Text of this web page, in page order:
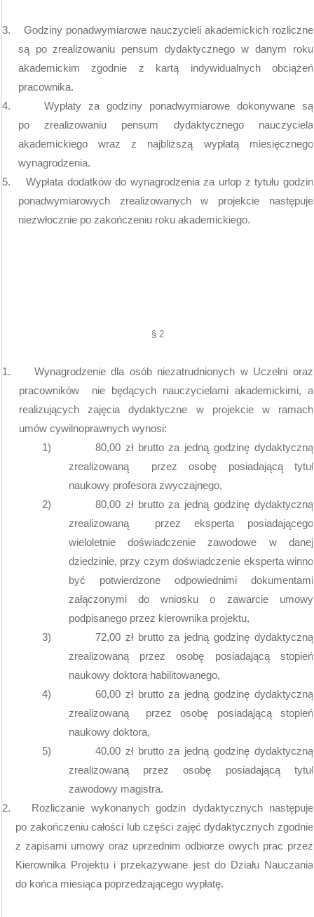
3.
Godziny ponadwymiarowe nauczycieli akademickich rozliczne
są po zrealizowaniu pensum dydaktycznego w danym roku
akademickim zgodnie z kartą indywidualnych obciążeń
pracownika.
4.
Wypłaty za godziny ponadwymiarowe dokonywane są
po zrealizowaniu pensum dydaktycznego nauczyciela
akademickiego wraz z najbliższą wypłatą miesięcznego
wynagrodzenia.
5.
Wypłata dodatków do wynagrodzenia za urlop z tytułu godzin
ponadwymiarowych
zrealizowanych w projekcie następuje
niezwłocznie po zakończeniu roku akademickiego.
§ 2
1.
Wynagrodzenie dla osób niezatrudnionych w Uczelni oraz
pracowników
nie będących nauczycielami akademickimi, a
realizujących zajęcia dydaktyczne w projekcie w ramach
umów cywilnoprawnych wynosi:
1)
80,00 zł brutto za jedną godzinę dydaktyczną
zrealizowaną
przez osobę posiadającą tytuł
naukowy profesora zwyczajnego,
2)
80,00 zł brutto za jedną godzinę dydaktyczną
zrealizowaną
przez eksperta posiadającego
wieloletnie doświadczenie zawodowe w danej
dziedzinie, przy czym doświadczenie eksperta winno
być potwierdzone odpowiednimi dokumentami
załączonymi do wniosku o zawarcie umowy
podpisanego przez kierownika projektu,
3)
72,00 zł brutto za jedną godzinę dydaktyczną
zrealizowaną przez osobę posiadającą stopień
naukowy doktora habilitowanego,
4)
60,00 zł brutto za jedną godzinę dydaktyczną
zrealizowaną
przez osobę posiadającą stopień
naukowy doktora,
5)
40,00 zł brutto za jedną godzinę dydaktyczną
zrealizowaną przez osobę posiadającą tytuł
zawodowy magistra.
2.
Rozliczanie wykonanych godzin dydaktycznych następuje
po zakończeniu całości lub części zajęć dydaktycznych zgodnie
z zapisami umowy oraz uprzednim odbiorze owych prac przez
Kierownika Projektu i przekazywane jest do Działu Nauczania
do końca miesiąca poprzedzającego wypłatę.